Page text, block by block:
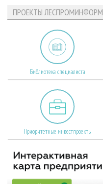
ПРОЕКТЫ ЛЕСПРОМИНФОРМ
Библиотека специалиста
Приоритетные инвестпроекты